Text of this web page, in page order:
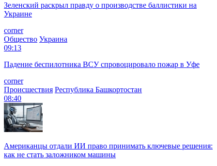
Зеленский раскрыл правду о производстве баллистики на
Украине
corner
Общество Украина
09:13
Падение беспилотника ВСУ спровоцировало пожар в Уфе
corner
Происшествия Республика Башкортостан
08:40
Американцы отдали ИИ право принимать ключевые решения:
как не стать заложником машины